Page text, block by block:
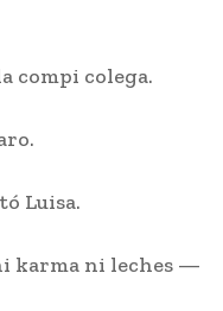
compi colega.
Luisa.
karma ni leches —